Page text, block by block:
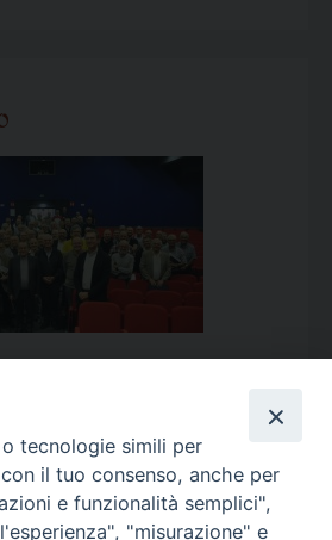
Ago 2026 >>
tecnologie simili per
il tuo consenso, anche per
e funzionalità semplici",
"misurazione" e